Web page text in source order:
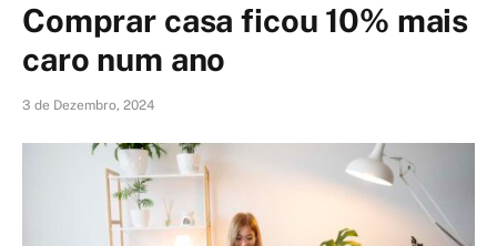
Comprar casa ficou 10% mais
caro num ano
3 de Dezembro, 2024